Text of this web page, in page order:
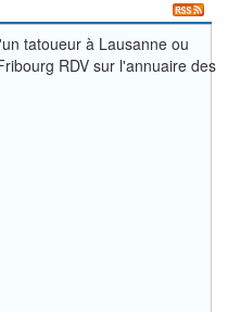
tatoueur à Lausanne ou
RDV sur l'annuaire des